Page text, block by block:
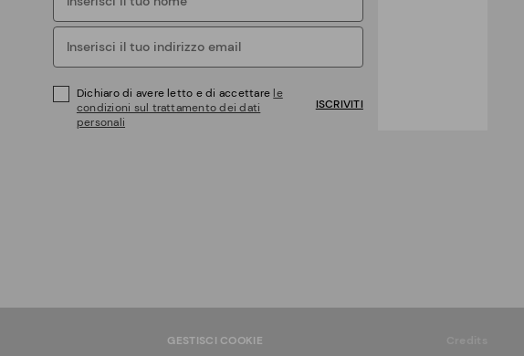
Dichiaro di avere letto e di accettare le
condizioni sul trattamento dei dati
personali
ISCRIVITI
GESTISCI COOKIE